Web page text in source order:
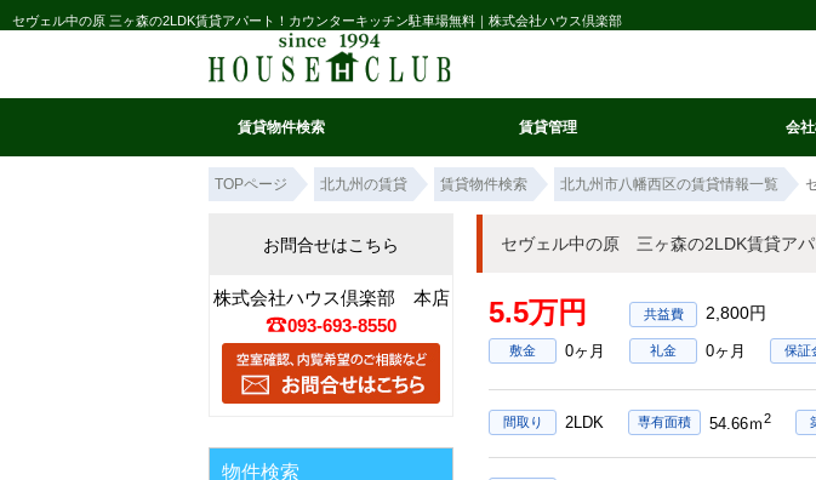
セヴェル中の原 三ヶ森の2LDK賃貸アパート！カウンターキッチン駐車場無料｜株式会社ハウス倶楽部
賃貸物件検索
条件検索
お気に入り
閲覧履歴
マイ条件リスト
賃貸管理 会
TOPページ 北九州の賃貸 賃貸物件検索 北九州市八幡西区の賃貸情報一覧
セヴェル中の原 三ヶ森の2LDK賃貸アパ
5.5万円 2,800円
敷金 0ヶ月 礼金 0ヶ月 保証
間取り 2LDK 専有面積 54.66ｍ2
お問合せはこちら
株式会社ハウス倶楽部 本店
093-693-8550
物件検索